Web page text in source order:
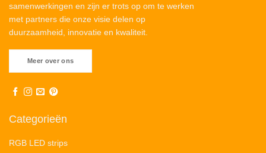
samenwerkingen en zijn er trots op om te werken
met partners die onze visie delen op
duurzaamheid, innovatie en kwaliteit.
Meer over ons
Categorieën
RGB LED strips